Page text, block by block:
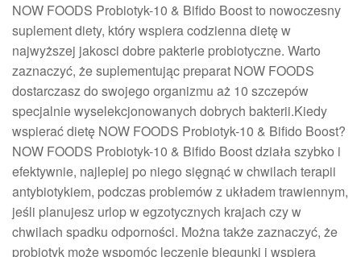
NOW FOODS Probiotyk-10 & Bifido Boost to nowoczesny
suplement diety, który wspiera codzienna dietę w
najwyższej jakosci dobre pakterie probiotyczne. Warto
zaznaczyć, że suplementując preparat NOW FOODS
dostarczasz do swojego organizmu aż 10 szczepów
specjalnie wyselekcjonowanych dobrych bakterii.Kiedy
wspierać dietę NOW FOODS Probiotyk-10 & Bifido Boost?
NOW FOODS Probiotyk-10 & Bifido Boost działa szybko i
efektywnie, najlepiej po niego sięgnąć w chwilach terapii
antybiotykiem, podczas problemów z układem trawiennym,
jeśli planujesz urlop w egzotycznych krajach czy w
chwilach spadku odporności. Można także zaznaczyć, że
probiotyk może wspomóc leczenie biegunki i wspiera